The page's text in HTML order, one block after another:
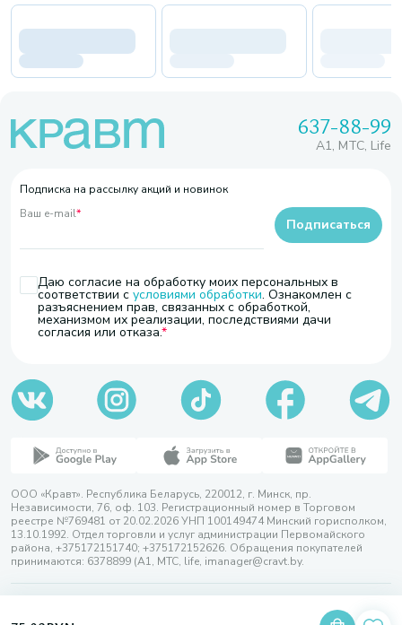
637-88-99
A1, МТС, Life
Подписка на рассылку акций и новинок
Ваш e-mail*
Даю согласие на обработку моих персональных в
соответствии с условиями обработки. Ознакомлен с
разъяснением прав, связанных с обработкой,
механизмом их реализации, последствиями дачи
согласия или отказа.
Подписаться
ООО «Кравт». Республика Беларусь, 220012, г. Минск, пр.
Независимости, 76, оф. 103. Регистрационный номер в Торговом
реестре №769481 от 20.02.2026 УНП 100149474 Минский горисполком,
13.10.1992. Отдел торговли и услуг администрации Первомайского
района, +375172151740; +375172152626. Обращения покупателей
принимаются: 6378899 (А1, МТС, life, imanager@cravt.by.